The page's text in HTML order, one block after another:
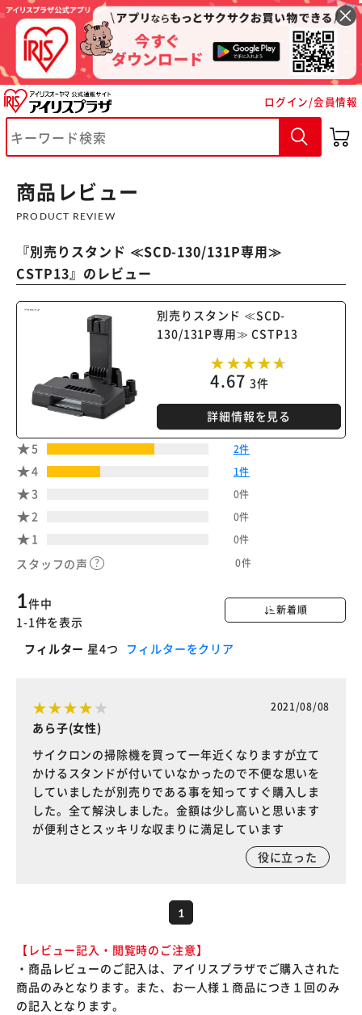
ログイン/会員情報
商品レビュー
PRODUCT REVIEW
『別売りスタンド ≪SCD-130/131P専用≫
CSTP13』のレビュー
別売りスタンド ≪SCD-
130/131P専用≫ CSTP13
4.67 3件
詳細情報を見る
5 2件
4 1件
3 0件
2 0件
1 0件
スタッフの声 0件
新着順
1件中
1-1件を表示
フィルター 星4つ フィルターをクリア
2021/08/08
あら子(女性)
サイクロンの掃除機を買って一年近くなりますが立て
かけるスタンドが付いていなかったので不便な思いを
していましたが別売りである事を知ってすぐ購入しま
した。全て解決しました。金額は少し高いと思います
が便利さとスッキリな収まりに満足しています
役に立った
1
【レビュー記入・閲覧時のご注意】
・商品レビューのご記入は、アイリスプラザでご購入された
商品のみとなります。また、お一人様１商品につき１回のみ
の記入となります。
※ご確認ください
カートに入れる 購入手続きへ